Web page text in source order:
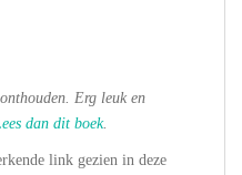
Erg leuk en
dan dit boek.
link gezien in deze